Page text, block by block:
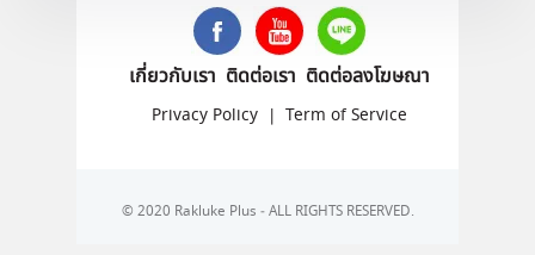
เกี่ยวกับเรา ติดต่อเรา ติดต่อลงโฆษณา
Privacy Policy | Term of Service
© 2020 Rakluke Plus - ALL RIGHTS RESERVED.